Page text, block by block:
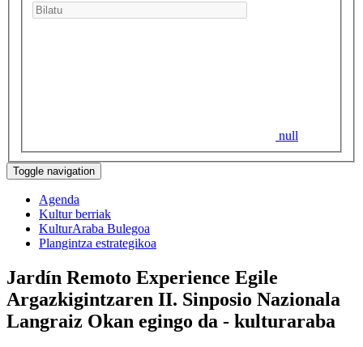
null
Toggle navigation
Agenda
Kultur berriak
KulturAraba Bulegoa
Plangintza estrategikoa
Jardín Remoto Experience Egile
Argazkigintzaren II. Sinposio Nazionala
Langraiz Okan egingo da - kulturaraba